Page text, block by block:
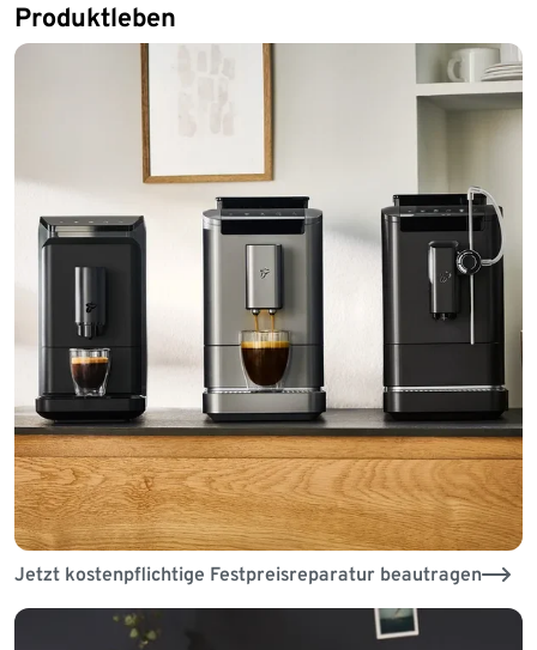
Produktleben
Jetzt kostenpflichtige Festpreisreparatur beautragen